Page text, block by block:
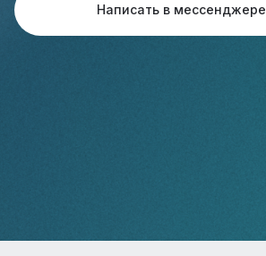
Написать в мессенджере